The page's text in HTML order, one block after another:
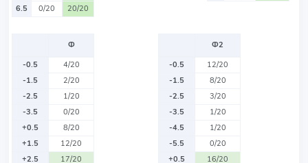
6.5
0/20 20/20
Ф
-0.5
4/20
-1.5
2/20
-2.5
1/20
-3.5
0/20
+0.5
8/20
+1.5
12/20
+2.5
17/20
Ф2
-0.5
12/20
-1.5
8/20
-2.5
3/20
-3.5
1/20
-4.5
1/20
-5.5
0/20
+0.5
16/20